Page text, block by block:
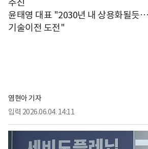
윤태영 대표 "2030년 내 상용화될듯
기술이전 도전"
염현아 기자
입력 2026.06.04. 14:11